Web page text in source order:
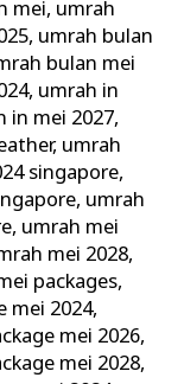
mei, umrah
, umrah bulan
bulan mei
, umrah in
in mei 2027,
, umrah
singapore,
, umrah
, umrah mei
mei 2028,
packages,
mei 2024,
mei 2026,
mei 2028,